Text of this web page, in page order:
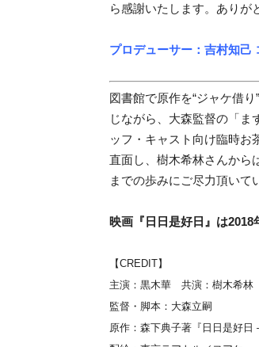
ら感謝いたします。ありが
プロデューサー：吉村知己
図書館で原作を“ジャケ借
じながら、大森監督の「ま
ッフ・キャスト向け臨時お
直面し、樹木希林さんから
までの歩みにご尽力頂いて
映画『日日是好日』は2018
【CREDIT】
主演：黒木華 共演：樹木希
監督・脚本：大森立嗣
原作：森下典子著『日日是好日